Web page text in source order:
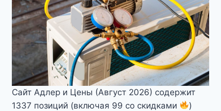
Сайт Адлер и Цены (Август 2026) содержит
1337 позиций (включая 99 со скидками
)